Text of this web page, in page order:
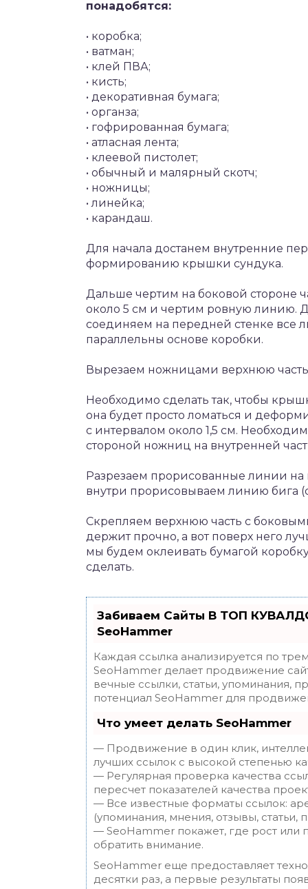
понадобятся:
• коробка;
• ватман;
• клей ПВА;
• кисть;
• декоративная бумага;
• органза;
• гофрированная бумага;
• атласная лента;
• клеевой пистолет;
• обычный и малярный скотч;
• ножницы;
• линейка;
• карандаш.
Для начала достанем внутренние
формированию крышки сундука.
Дальше чертим на боковой стороне
около 5 см и чертим ровную линию.
соединяем на передней стенке все
параллельны основе коробки.
Вырезаем ножницами верхнюю
Необходимо сделать так, чтобы
она будет просто ломаться и
с интервалом около 1,5 см.
стороной ножниц на внутренней
Разрезаем прорисованные линии на
внутри прорисовываем линию бига
Скрепляем верхнюю часть с
держит прочно, а вот поверх него
мы будем оклеивать бумагой
сделать.
Забиваем Сайты В ТОП
SeoHammer
Каждая ссылка анализируется по
SeoHammer делает продвижение
вечные ссылки, статьи, упоминания,
потенциал SeoHammer для
Что умеет делать SeoHammer
— Продвижение в один клик,
лучших ссылок с высокой степенью
— Регулярная проверка качества
пересчет показателей качества
— Все известные форматы ссылок:
(упоминания, мнения, отзывы, статьи,
— SeoHammer покажет, где рост или
обратить внимание.
SeoHammer еще предоставляет
десятки раз, а первые результаты